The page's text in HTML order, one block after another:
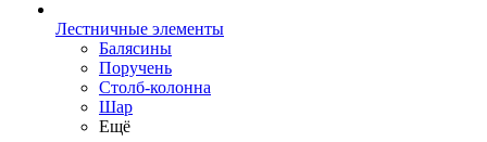
Лестничные элементы
Балясины
Поручень
Столб-колонна
Шар
Ещё